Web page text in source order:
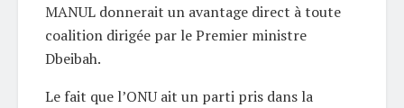
MANUL donnerait un avantage direct à toute
coalition dirigée par le Premier ministre
Dbeibah.
Le fait que l’ONU ait un parti pris dans la